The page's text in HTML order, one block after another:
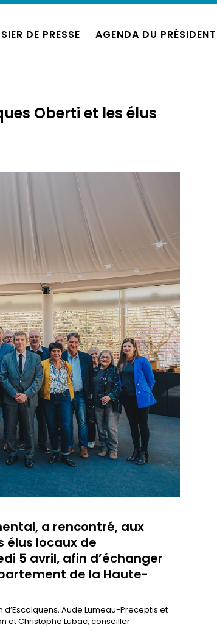
DE PRESSE AGENDA DU PRÉSIDENT
Oberti et les élus
a rencontré, aux
élus locaux de
5 avril, afin d’échanger
de la Haute-
Aude Lumeau-Preceptis et
et Christophe Lubac, conseiller